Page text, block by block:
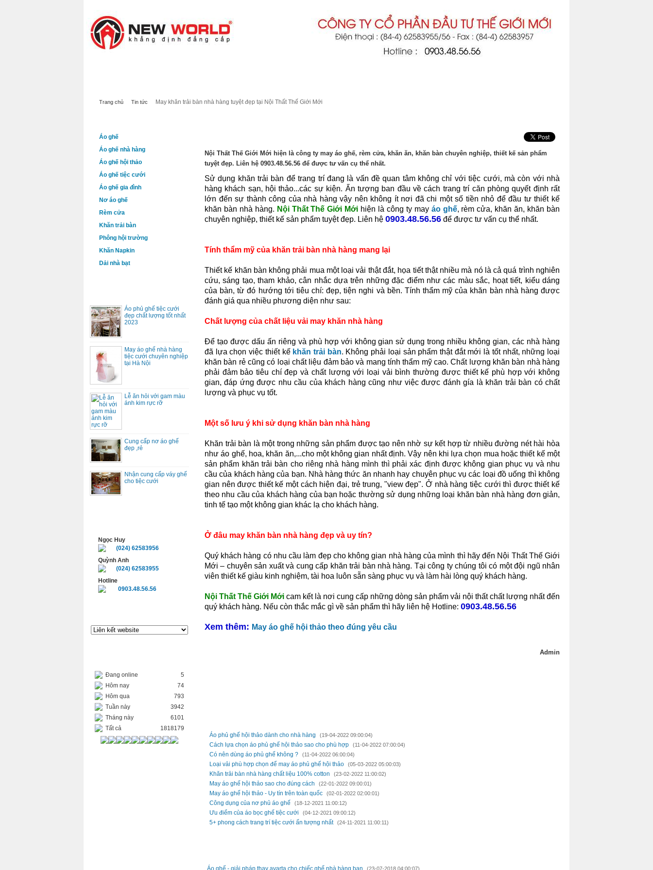
Trang chủ Tin tức May khăn trải bàn nhà hàng tuyệt đẹp tại Nội Thất Thế Giới Mới
Áo ghế
Áo ghế nhà hàng
Áo ghế hội thảo
Áo ghế tiệc cưới
Áo ghế gia đình
Nơ áo ghế
Rèm cửa
Khăn trải bàn
Phông hội trường
Khăn Napkin
Dải nhà bạt
Áo phủ ghế tiệc cưới
đẹp chất lượng tốt nhất
2023
May áo ghế nhà hàng
tiệc cưới chuyên nghiệp
tại Hà Nội
Lễ ăn hỏi với gam màu
ánh kim rực rỡ
Cung cấp nơ áo ghế
đẹp ,rẻ
Nhận cung cấp váy ghế
cho tiệc cưới
Ngọc Huy
(024) 62583956
Quỳnh Anh
(024) 62583955
Hotline
0903.48.56.56
Đang online
5
Hôm nay
74
Hôm qua
793
Tuần này
3942
Tháng này
6101
Tất cả
1818179
Nội Thất Thế Giới Mới hiện là công ty may áo ghế, rèm cửa, khăn ăn, khăn bàn chuyên nghiệp, thiết kế sản phẩm
tuyệt đẹp. Liên hệ 0903.48.56.56 để được tư vấn cụ thể nhất.
Sử dụng khăn trải bàn để trang trí đang là vấn đề quan tâm không chỉ với tiệc cưới, mà còn với nhà
hàng khách sạn, hội thảo...các sự kiện. Ấn tượng ban đầu về cách trang trí căn phòng quyết định rất
lớn đến sự thành công của nhà hàng vậy nên không ít nơi đã chi một số tiền nhỏ để đầu tư thiết kế
khăn bàn nhà hàng. Nội Thất Thế Giới Mới hiện là công ty mayáo ghế, rèm cửa, khăn ăn, khăn bàn
chuyên nghiệp, thiết kế sản phẩm tuyệt đẹp. Liên hệ 0903.48.56.56 để được tư vấn cụ thể nhất.
Tính thẩm mỹ của khăn trải bàn nhà hàng mang lại
Thiết kế khăn bàn không phải mua một loại vải thật đắt, họa tiết thật nhiều mà nó là cả quá trình nghiên
cứu, sáng tạo, tham khảo, cân nhắc dựa trên những đặc điểm như các màu sắc, hoạt tiết, kiểu dáng
của bàn, từ đó hướng tới tiêu chí: đẹp, tiện nghi và bền. Tính thẩm mỹ của khăn bàn nhà hàng được
đánh giá qua nhiều phương diện như sau:
Chất lượng của chất liệu vải may khăn nhà hàng
Để tạo được dấu ấn riêng và phù hợp với không gian sử dụng trong nhiều không gian, các nhà hàng
đã lựa chọn việc thiết kế khăn trải bàn. Không phải loại sản phẩm thật đắt mới là tốt nhất, những loại
khăn bàn rẻ cũng có loại chất liệu đảm bảo và mang tính thẩm mỹ cao. Chất lượng khăn bàn nhà hàng
phải đảm bảo tiêu chí đẹp và chất lượng với loại vải bình thường được thiết kế phù hợp với không
gian, đáp ứng được nhu cầu của khách hàng cũng như việc được đánh gía là khăn trải bàn có chất
lượng và phục vụ tốt.
Một số lưu ý khi sử dụng khăn bàn nhà hàng
Khăn trải bàn là một trong những sản phẩm được tạo nên nhờ sự kết hợp từ nhiều đường nét hài hòa
như áo ghế, hoa, khăn ăn,...cho một không gian nhất định. Vậy nên khi lựa chọn mua hoặc thiết kế một
sản phẩm khăn trải bàn cho riêng nhà hàng mình thì phải xác định được không gian phục vụ và nhu
cầu của khách hàng của bạn. Nhà hàng thức ăn nhanh hay chuyên phục vụ các loại đồ uống thì không
gian nên được thiết kế một cách hiện đại, trẻ trung, "view đẹp". Ở nhà hàng tiệc cưới thì được thiết kế
theo nhu cầu của khách hàng của bạn hoặc thường sử dụng những loại khăn bàn nhà hàng đơn giản,
tinh tế tạo một không gian khác lạ cho khách hàng.
Ở đâu may khăn bàn nhà hàng đẹp và uy tín?
Quý khách hàng có nhu cầu làm đẹp cho không gian nhà hàng của mình thì hãy đến Nội Thất Thế Giới
Mới – chuyên sản xuất và cung cấp khăn trải bàn nhà hàng. Tại công ty chúng tôi có một đội ngũ nhân
viên thiết kế giàu kinh nghiệm, tài hoa luôn sẵn sàng phục vụ và làm hài lòng quý khách hàng.
Nội Thất Thế Giới Mới cam kết là nơi cung cấp những dòng sản phẩm vải nội thất chất lượng nhất đến
quý khách hàng. Nếu còn thắc mắc gì về sản phẩm thì hãy liên hệ Hotline: 0903.48.56.56
Xem thêm: May áo ghế hội thảo theo đúng yêu cầu
Admin
Áo phủ ghế hội thảo dành cho nhà hàng (19-04-2022 09:00:04)
Cách lựa chọn áo phủ ghế hội thảo sao cho phù hợp (11-04-2022 07:00:04)
Có nên dùng áo phủ ghế không ? (11-04-2022 06:00:04)
Loại vải phù hợp chọn để may áo phủ ghế hội thảo (05-03-2022 05:00:03)
Khăn trải bàn nhà hàng chất liệu 100% cotton (23-02-2022 11:00:02)
May áo ghế hội thảo sao cho đúng cách (22-01-2022 09:00:01)
May áo ghế hội thảo - Uy tín trên toàn quốc (02-01-2022 02:00:01)
Công dụng của nơ phủ áo ghế (18-12-2021 11:00:12)
Ưu điểm của áo bọc ghế tiệc cưới (04-12-2021 09:00:12)
5+ phong cách trang trí tiệc cưới ấn tượng nhất (24-11-2021 11:00:11)
Áo ghế - giải pháp thay avarta cho chiếc ghế nhà hàng bạn (23-07-2018 04:00:07)